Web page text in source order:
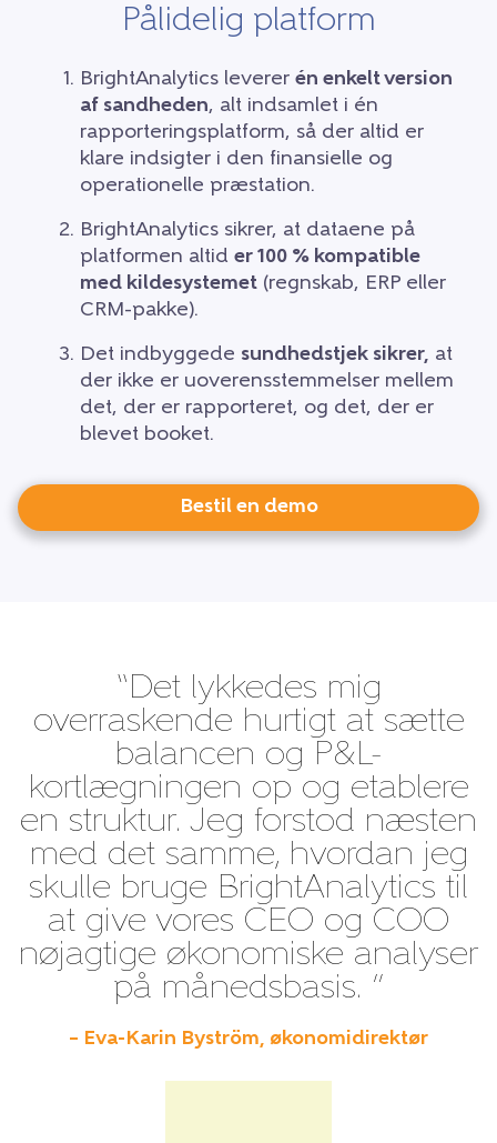
Pålidelig platform
BrightAnalytics leverer én enkelt version
af sandheden, alt indsamlet i én
rapporteringsplatform, så der altid er
klare indsigter i den finansielle og
operationelle præstation.
BrightAnalytics sikrer, at dataene på
platformen altid er 100 % kompatible
med kildesystemet (regnskab, ERP eller
CRM-pakke).
Det indbyggede sundhedstjek sikrer, at
der ikke er uoverensstemmelser mellem
det, der er rapporteret, og det, der er
blevet booket.
Bestil en demo
“Det lykkedes mig
overraskende hurtigt at sætte
balancen og P&L-
kortlægningen op og etablere
en struktur. Jeg forstod næsten
med det samme, hvordan jeg
skulle bruge BrightAnalytics til
at give vores CEO og COO
nøjagtige økonomiske analyser
på månedsbasis. ”
– Eva-Karin Byström, økonomidirektør